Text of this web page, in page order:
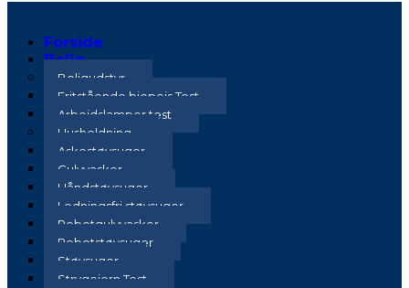
Forside
Bolig
Boligudstyr
Fritstående biopejs Test
Arbejdslamper test
Husholdning
Askestøvsuger
Gulvvasker
Håndstøvsuger
Ledningsfri støvsuger
Robotgulvvasker
Robotstøvsuger
Støvsuger
Strygejern Test